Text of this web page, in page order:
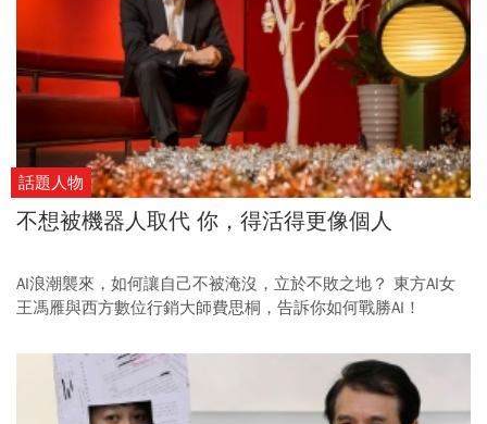
話題人物
不想被機器人取代 你，得活得更像個人
AI浪潮襲來，如何讓自己不被淹沒，立於不敗之地？ 東方AI女
王馮雁與西方數位行銷大師費思桐，告訴你如何戰勝AI！